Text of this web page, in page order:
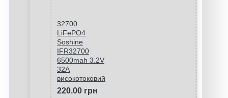
32700
LiFePO4
Soshine
IFR32700
6500mah 3.2V
32A
високотоковий
220.00 грн